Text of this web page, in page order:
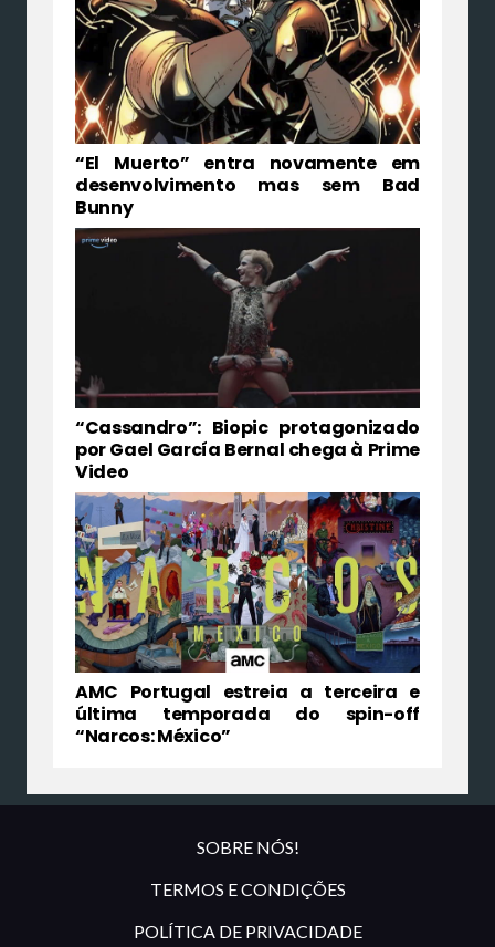
“El Muerto” entra novamente em
desenvolvimento mas sem Bad
Bunny
“Cassandro”: Biopic protagonizado
por Gael García Bernal chega à Prime
Video
AMC Portugal estreia a terceira e
última temporada do spin-off
“Narcos: México”
SOBRE NÓS!
TERMOS E CONDIÇÕES
POLÍTICA DE PRIVACIDADE